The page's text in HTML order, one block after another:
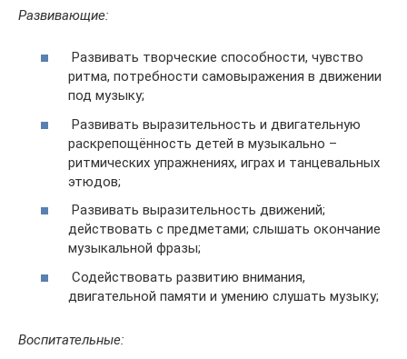
Развивающие:
Развивать творческие способности, чувство
ритма, потребности самовыражения в движении
под музыку;
Развивать выразительность и двигательную
раскрепощённость детей в музыкально –
ритмических упражнениях, играх и танцевальных
этюдов;
Развивать выразительность движений;
действовать с предметами; слышать окончание
музыкальной фразы;
Содействовать развитию внимания,
двигательной памяти и умению слушать музыку;
Воспитательные: